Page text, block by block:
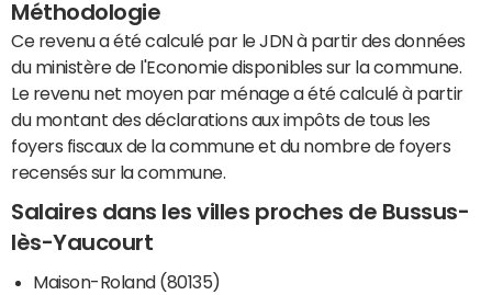
Méthodologie
Ce revenu a été calculé par le JDN à partir des données
du ministère de l'Economie disponibles sur la commune.
Le revenu net moyen par ménage a été calculé à partir
du montant des déclarations aux impôts de tous les
foyers fiscaux de la commune et du nombre de foyers
recensés sur la commune.
Salaires dans les villes proches de Bussus-
lès-Yaucourt
Maison-Roland (80135)